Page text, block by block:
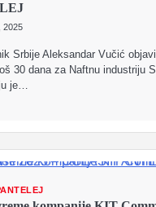
2025
Srbije Aleksandar Vučić
30 dana za Naftnu industriju
je…